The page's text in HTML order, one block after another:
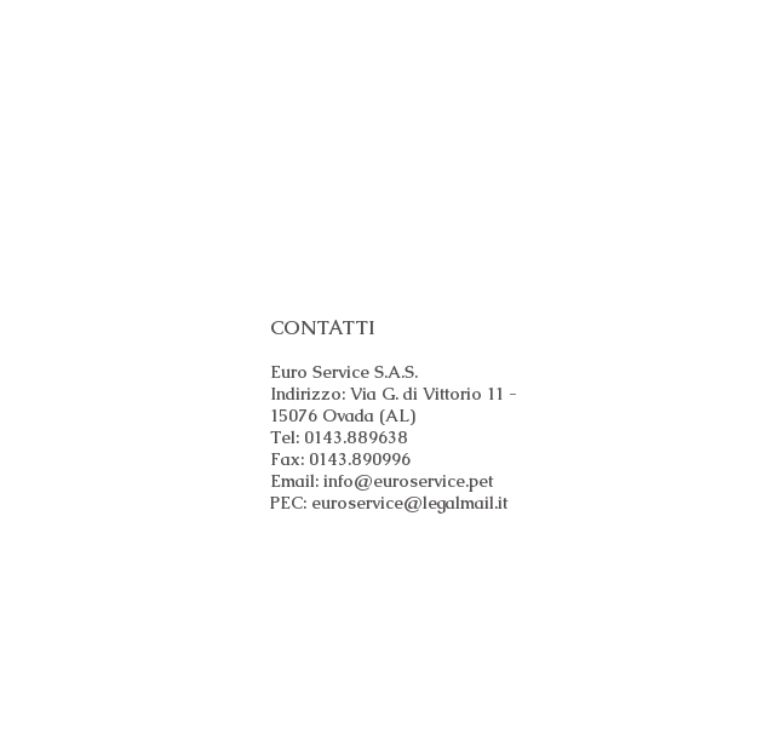
CONTATTI
Euro Service S.A.S.
Indirizzo: Via G. di Vittorio 11 -
15076 Ovada (AL)
Tel: 0143.889638
Fax: 0143.890996
Email: info@euroservice.pet
PEC: euroservice@legalmail.it